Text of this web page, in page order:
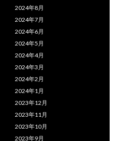
2024年8月
2024年7月
2024年6月
2024年5月
2024年4月
2024年3月
2024年2月
2024年1月
2023年12月
2023年11月
2023年10月
2023年9月